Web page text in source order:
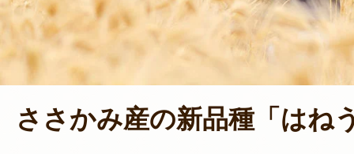
ささかみ産の新品種「はね